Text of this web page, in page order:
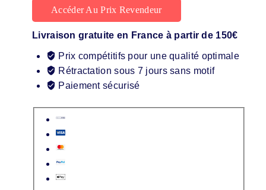
Accéder Au Prix Revendeur
Livraison gratuite en France à partir de 150€
Prix compétitifs pour une qualité optimale
Rétractation sous 7 jours sans motif
Paiement sécurisé